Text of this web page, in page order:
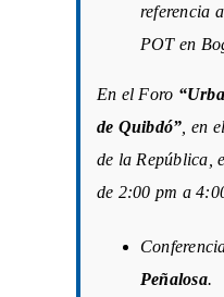
referencia
POT en
En el Foro
de Quibdó” , en
de la República,
de 2:00 pm a
Peñalosa.